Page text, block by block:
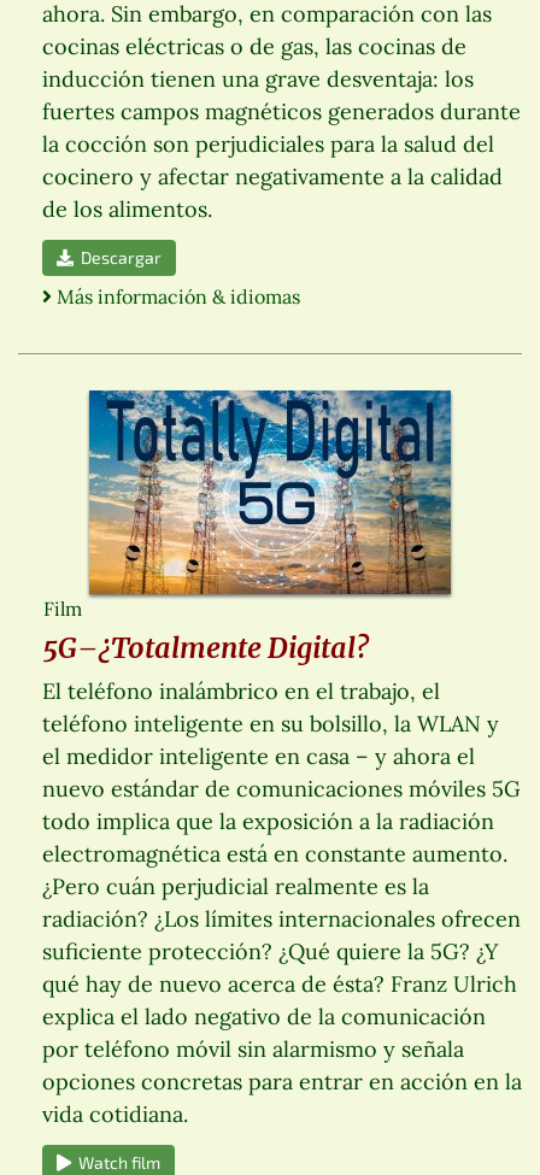
ahora. Sin embargo, en comparación con las
cocinas eléctricas o de gas, las cocinas de
inducción tienen una grave desventaja: los
fuertes campos magnéticos generados durante
la cocción son perjudiciales para la salud del
cocinero y afectar negativamente a la calidad
de los alimentos.
Descargar
Más información & idiomas
Film
5G–¿Totalmente Digital?
El teléfono inalámbrico en el trabajo, el
teléfono inteligente en su bolsillo, la WLAN y
el medidor inteligente en casa – y ahora el
nuevo estándar de comunicaciones móviles 5G
todo implica que la exposición a la radiación
electromagnética está en constante aumento.
¿Pero cuán perjudicial realmente es la
radiación? ¿Los límites internacionales ofrecen
suficiente protección? ¿Qué quiere la 5G? ¿Y
qué hay de nuevo acerca de ésta? Franz Ulrich
explica el lado negativo de la comunicación
por teléfono móvil sin alarmismo y señala
opciones concretas para entrar en acción en la
vida cotidiana.
Watch film